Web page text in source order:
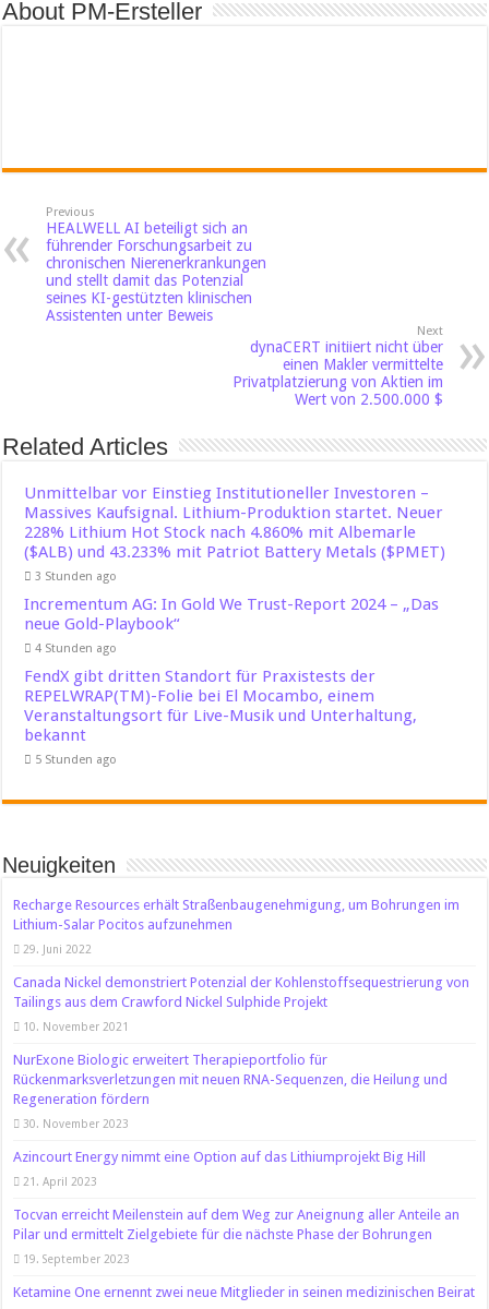
About PM-Ersteller
Previous
HEALWELL AI beteiligt sich an
führender Forschungsarbeit zu
chronischen Nierenerkrankungen
und stellt damit das Potenzial
seines KI-gestützten klinischen
Assistenten unter Beweis
Next
dynaCERT initiiert nicht über
einen Makler vermittelte
Privatplatzierung von Aktien im
Wert von 2.500.000 $
Related Articles
Unmittelbar vor Einstieg Institutioneller Investoren –
Massives Kaufsignal. Lithium-Produktion startet. Neuer
228% Lithium Hot Stock nach 4.860% mit Albemarle
($ALB) und 43.233% mit Patriot Battery Metals ($PMET)
3 Stunden ago
Incrementum AG: In Gold We Trust-Report 2024 – „Das
neue Gold-Playbook“
4 Stunden ago
FendX gibt dritten Standort für Praxistests der
REPELWRAP(TM)-Folie bei El Mocambo, einem
Veranstaltungsort für Live-Musik und Unterhaltung,
bekannt
5 Stunden ago
Neuigkeiten
Recharge Resources erhält Straßenbaugenehmigung, um Bohrungen im
Lithium-Salar Pocitos aufzunehmen
29. Juni 2022
Canada Nickel demonstriert Potenzial der Kohlenstoffsequestrierung von
Tailings aus dem Crawford Nickel Sulphide Projekt
10. November 2021
NurExone Biologic erweitert Therapieportfolio für
Rückenmarksverletzungen mit neuen RNA-Sequenzen, die Heilung und
Regeneration fördern
30. November 2023
Azincourt Energy nimmt eine Option auf das Lithiumprojekt Big Hill
21. April 2023
Tocvan erreicht Meilenstein auf dem Weg zur Aneignung aller Anteile an
Pilar und ermittelt Zielgebiete für die nächste Phase der Bohrungen
19. September 2023
Ketamine One ernennt zwei neue Mitglieder in seinen medizinischen Beirat